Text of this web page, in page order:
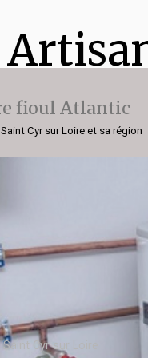
fioul Atlantic
Cyr sur Loire et sa région
Cyr sur Loire